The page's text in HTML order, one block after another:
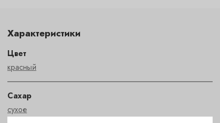
Характеристики
Цвет
красный
Сахар
сухое